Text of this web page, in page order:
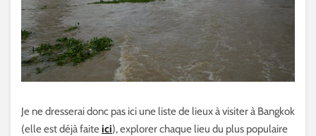
Je ne dresserai donc pas ici une liste de lieux à visiter à Bangkok
(elle est déjà faiteici), explorer chaque lieu du plus populaire